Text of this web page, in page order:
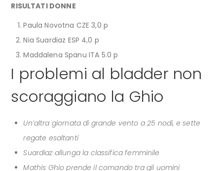
RISULTATI DONNE
Paula Novotna CZE 3,0 p
Nia Suardiaz ESP 4,0 p
Maddalena Spanu ITA 5.0 p
I problemi al bladder non
scoraggiano la Ghio
Un’altra giornata di grande vento a 25 nodi, e sette
regate esaltanti
Suardiaz allunga la classifica femminile
Mathis Ghio prende il comando tra gli uomini